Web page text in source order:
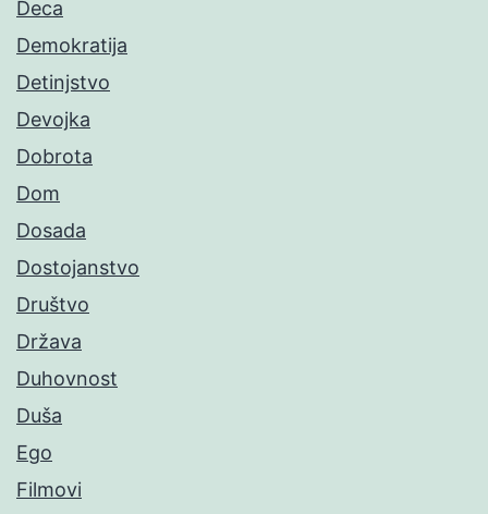
Deca
Demokratija
Detinjstvo
Devojka
Dobrota
Dom
Dosada
Dostojanstvo
Društvo
Država
Duhovnost
Duša
Ego
Filmovi